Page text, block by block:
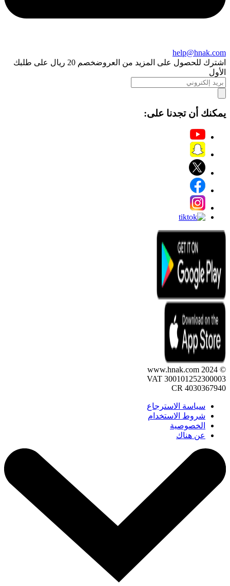
help@hnak.com
اشترك للحصول على المزيد من العروض
خصم 20 ريال على طلبك
الأول
يمكنك أن تجدنا على:
© 2024 www.hnak.com
VAT 300101252300003
CR 4030367940
سياسة الاسترجاع
شروط الاستخدام
الخصوصية
عن هناك